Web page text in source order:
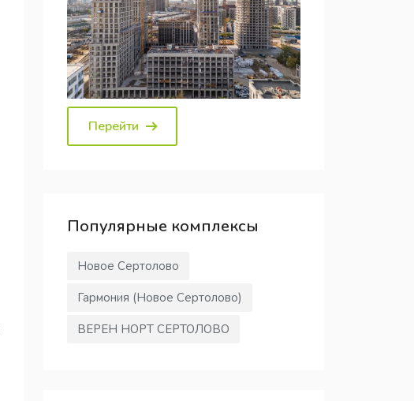
Перейти
Популярные комплексы
Новое Сертолово
Гармония (Новое Сертолово)
ВЕРЕН НОРТ СЕРТОЛОВО